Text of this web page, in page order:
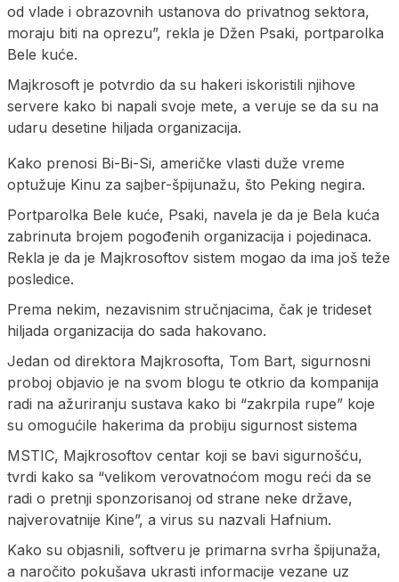
od vlade i obrazovnih ustanova do privatnog sektora,
moraju biti na oprezu”, rekla je Džen Psaki, portparolka
Bele kuće.
Majkrosoft je potvrdio da su hakeri iskoristili njihove
servere kako bi napali svoje mete, a veruje se da su na
udaru desetine hiljada organizacija.
Kako prenosi Bi-Bi-Si, američke vlasti duže vreme
optužuje Kinu za sajber-špijunažu, što Peking negira.
Portparolka Bele kuće, Psaki, navela je da je Bela kuća
zabrinuta brojem pogođenih organizacija i pojedinaca.
Rekla je da je Majkrosoftov sistem mogao da ima još teže
posledice.
Prema nekim, nezavisnim stručnjacima, čak je trideset
hiljada organizacija do sada hakovano.
Jedan od direktora Majkrosofta, Tom Bart, sigurnosni
proboj objavio je na svom blogu te otkrio da kompanija
radi na ažuriranju sustava kako bi “zakrpila rupe” koje
su omogućile hakerima da probiju sigurnost sistema
MSTIC, Majkrosoftov centar koji se bavi sigurnošću,
tvrdi kako sa “velikom verovatnoćom mogu reći da se
radi o pretnji sponzorisanoj od strane neke države,
najverovatnije Kine”, a virus su nazvali Hafnium.
Kako su objasnili, softveru je primarna svrha špijunaža,
a naročito pokušava ukrasti informacije vezane uz